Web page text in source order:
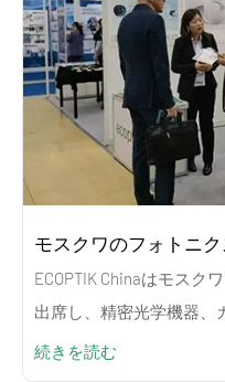
モスクワのフォトニク
ECOPTIK Chinaはモスク
出席し、精密光学機器、
ーションを海外のバイヤ
続きを読む